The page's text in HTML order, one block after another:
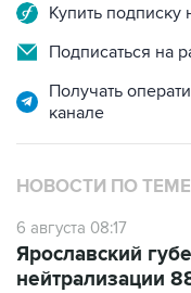
Купить
Подписаться на
Получать
канале
НОВОСТИ ПО ТЕМЕ
6 августа 08:17
Ярославский
нейтрализации